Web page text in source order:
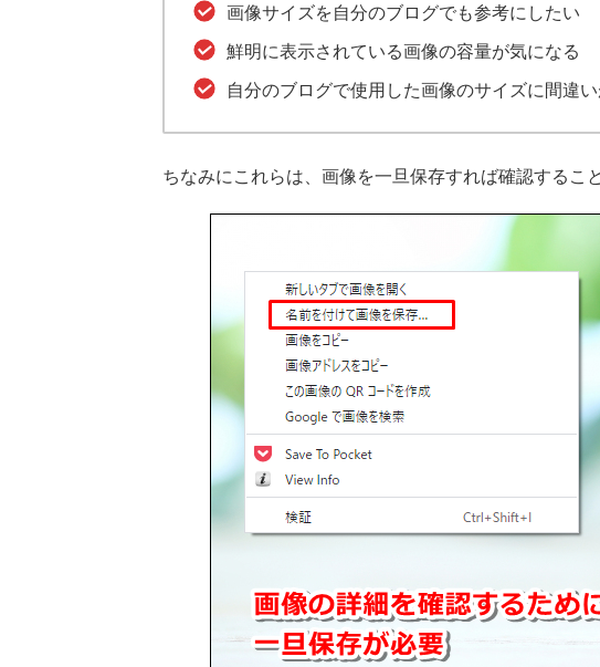
画像サイズを自分のブログでも参考にしたい
鮮明に表示されている画像の容量が気になる
自分のブログで使用した画像のサイズに間違
ちなみにこれらは、画像を一旦保存すれば確認するこ